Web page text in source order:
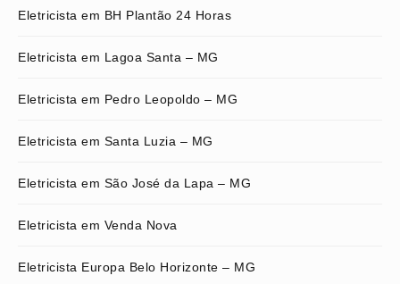
Eletricista em BH Plantão 24 Horas
Eletricista em Lagoa Santa – MG
Eletricista em Pedro Leopoldo – MG
Eletricista em Santa Luzia – MG
Eletricista em São José da Lapa – MG
Eletricista em Venda Nova
Eletricista Europa Belo Horizonte – MG